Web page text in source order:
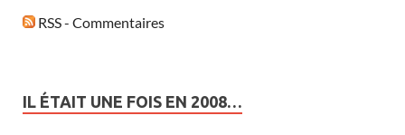
RSS - Commentaires
IL ÉTAIT UNE FOIS EN 2008…